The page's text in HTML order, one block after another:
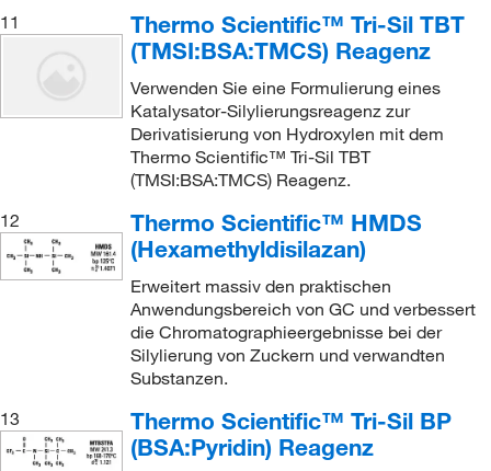
11
Thermo Scientific™ Tri-Sil TBT
(TMSI:BSA:TMCS) Reagenz
Verwenden Sie eine Formulierung eines
Katalysator-Silylierungsreagenz zur
Derivatisierung von Hydroxylen mit dem
Thermo Scientific™ Tri-Sil TBT
(TMSI:BSA:TMCS) Reagenz.
12
Thermo Scientific™ HMDS
(Hexamethyldisilazan)
Erweitert massiv den praktischen
Anwendungsbereich von GC und verbessert
die Chromatographieergebnisse bei der
Silylierung von Zuckern und verwandten
Substanzen.
13
Thermo Scientific™ Tri-Sil BP
(BSA:Pyridin) Reagenz